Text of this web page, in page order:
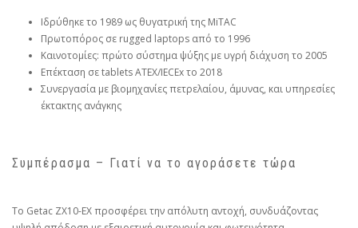
Ιδρύθηκε το 1989 ως θυγατρική της MiTAC
Πρωτοπόρος σε rugged laptops από το 1996
Καινοτομίες: πρώτο σύστημα ψύξης με υγρή διάχυση το 2005
Επέκταση σε tablets ATEX/IECEx το 2018
Συνεργασία με βιομηχανίες πετρελαίου, άμυνας, και υπηρεσίες
έκτακτης ανάγκης
Συμπέρασμα – Γιατί να το αγοράσετε τώρα
Το Getac ZX10-EX προσφέρει την απόλυτη αντοχή, συνδυάζοντας